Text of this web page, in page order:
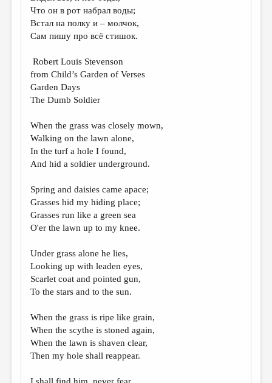
Что он в рот набрал воды;
Встал на полку и – молчок,
Сам пишу про всё стишок.
Robert Louis Stevenson
from Child’s Garden of Verses
Garden Days
The Dumb Soldier
When the grass was closely mown,
Walking on the lawn alone,
In the turf a hole I found,
And hid a soldier underground.
Spring and daisies came apace;
Grasses hid my hiding place;
Grasses run like a green sea
O'er the lawn up to my knee.
Under grass alone he lies,
Looking up with leaden eyes,
Scarlet coat and pointed gun,
To the stars and to the sun.
When the grass is ripe like grain,
When the scythe is stoned again,
When the lawn is shaven clear,
Then my hole shall reappear.